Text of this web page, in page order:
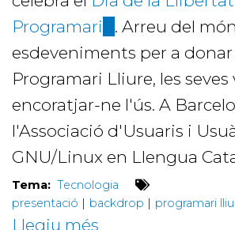
Programari (link
is
external)
. Arreu del
esdeveniments per a donar
Programari Lliure, les
encoratjar-ne l'ús. A
l'Associació d'Usuaris i
GNU/Linux en Llengua
Tema: Tecnologia
presentació | backdrop | programari
Llegiu més